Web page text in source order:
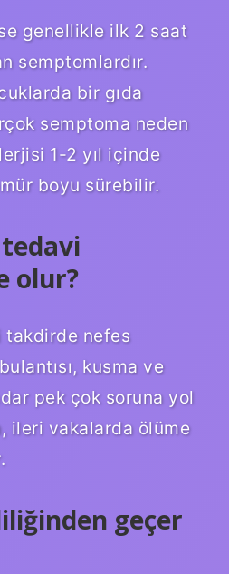
genellikle ilk 2 saat
semptomlardır.
bir gıda
semptoma neden
1-2 yıl içinde
boyu sürebilir.
tedavi
olur?
takdirde nefes
kusma ve
pek çok soruna yol
ileri vakalarda ölüme
geçer